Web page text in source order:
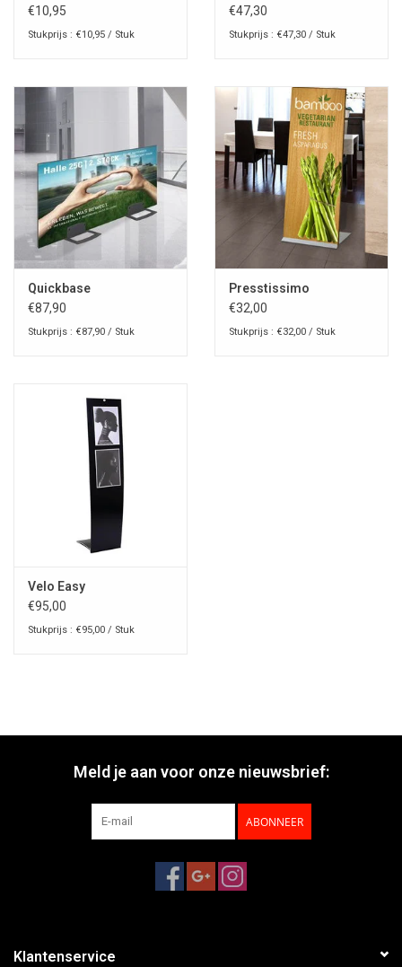
€10,95
Stukprijs : €10,95 / Stuk
€47,30
Stukprijs : €47,30 / Stuk
Quickbase
€87,90
Stukprijs : €87,90 / Stuk
Presstissimo
€32,00
Stukprijs : €32,00 / Stuk
Velo Easy
€95,00
Stukprijs : €95,00 / Stuk
Meld je aan voor onze nieuwsbrief:
ABONNEER
Klantenservice